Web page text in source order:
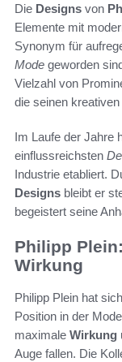
Die Designs von
Elemente mit
Synonym für
Mode geworden
Vielzahl von
die seinen
Im Laufe der Jahre
einflussreichsten
Industrie etabliert.
Designs bleibt er
begeistert seine
Philipp
Wirkung
Philipp Plein hat
Position in der
maximale Wirkung
Auge fallen. Die